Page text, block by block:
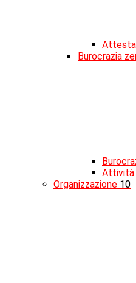
Burocrazia
Attività
Organizzazione 10